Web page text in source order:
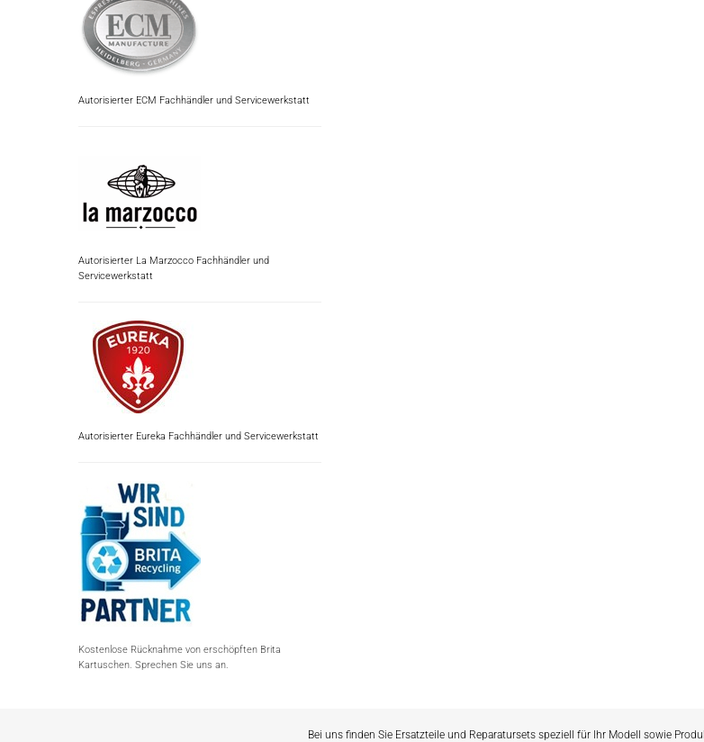
Autorisierter ECM Fachhändler und Servicewerkstatt
Autorisierter La Marzocco Fachhändler und
Servicewerkstatt
Autorisierter Eureka Fachhändler und Servicewerkstatt
Kostenlose Rücknahme von erschöpften Brita
Kartuschen. Sprechen Sie uns an.
Bei uns finden Sie Ersatzteile und Reparatursets speziell für Ihr Modell sowie